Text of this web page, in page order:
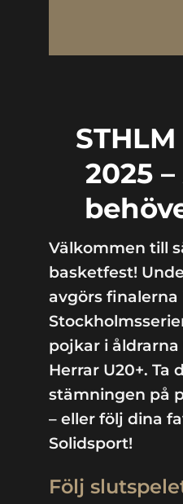
2025
Välkommen till
basketfest!
avgörs finalerna
pojkar i åldrarna
Herrar U20+. Ta
stämningen på
– eller följ dina
Solidsport!
Följ